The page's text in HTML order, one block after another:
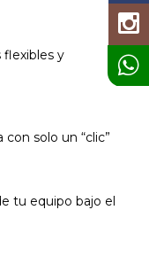
flexibles y
solo un “clic”
tu equipo bajo el